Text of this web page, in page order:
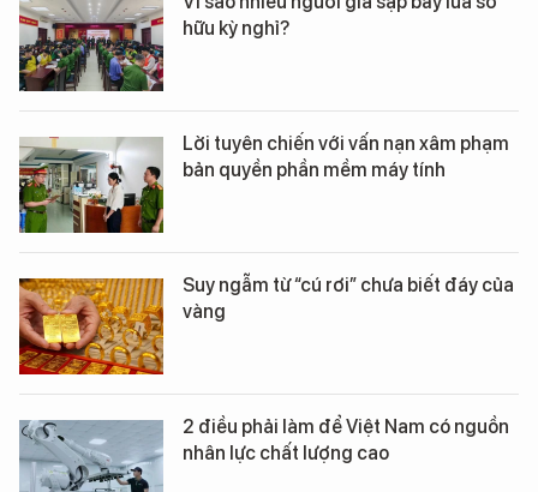
hữu kỳ nghỉ?
Lời tuyên chiến với vấn nạn xâm phạm
bản quyền phần mềm máy tính
Suy ngẫm từ “cú rơi” chưa biết đáy của
vàng
2 điều phải làm để Việt Nam có nguồn
nhân lực chất lượng cao